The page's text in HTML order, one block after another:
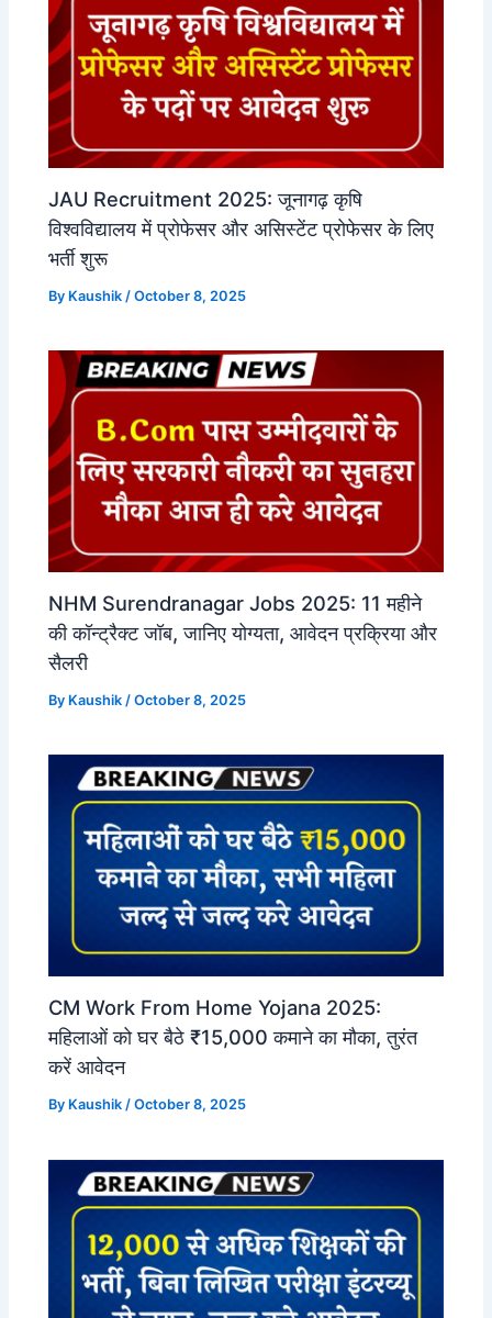
JAU Recruitment 2025: जूनागढ़ कृषि
विश्वविद्यालय में प्रोफेसर और असिस्टेंट प्रोफेसर के लिए
भर्ती शुरू
By Kaushik /October 8, 2025
NHM Surendranagar Jobs 2025: 11 महीने
की कॉन्ट्रैक्ट जॉब, जानिए योग्यता, आवेदन प्रक्रिया और
सैलरी
By Kaushik /October 8, 2025
CM Work From Home Yojana 2025:
महिलाओं को घर बैठे ₹15,000 कमाने का मौका, तुरंत
करें आवेदन
By Kaushik /October 8, 2025